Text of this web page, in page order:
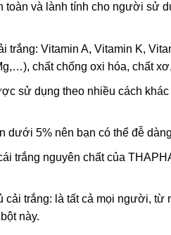
toàn và lành tính cho người sử
trắng: Vitamin A, Vitamin K,
chất chống oxi hóa, chất
sử dụng theo nhiều cách
dưới 5% nên bạn có thể đễ
trắng nguyên chất của
trắng: là tất cả mọi người, từ
này.